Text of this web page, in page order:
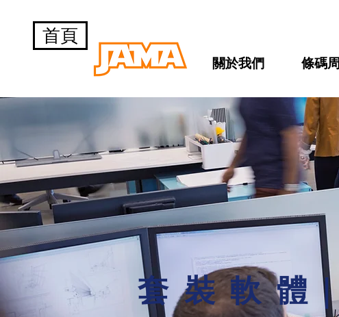
首頁
關於我們 條碼
套裝軟體